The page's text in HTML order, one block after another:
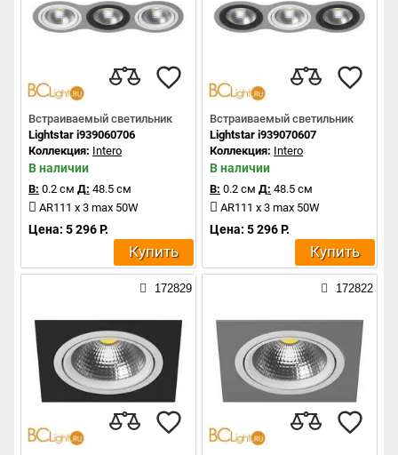
Встраиваемый светильник
Lightstar i939060706
Коллекция: Intero
В наличии
В: 0.2 см Д: 48.5 см
AR111 x 3 max 50W
Цена: 5 296 Р.
Купить
Встраиваемый светильник
Lightstar i939070607
Коллекция: Intero
В наличии
В: 0.2 см Д: 48.5 см
AR111 x 3 max 50W
Цена: 5 296 Р.
Купить
172829 172822